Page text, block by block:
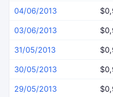
04/06/2013
03/06/2013
31/05/2013
30/05/2013
29/05/2013